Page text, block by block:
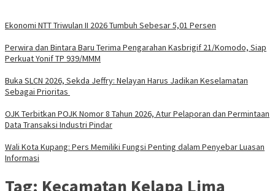
Ekonomi NTT Triwulan II 2026 Tumbuh Sebesar 5,01 Persen
Perwira dan Bintara Baru Terima Pengarahan Kasbrigif 21/Komodo, Siap
Perkuat Yonif TP 939/MMM
Buka SLCN 2026, Sekda Jeffry: Nelayan Harus Jadikan Keselamatan
Sebagai Prioritas
OJK Terbitkan POJK Nomor 8 Tahun 2026, Atur Pelaporan dan Permintaan
Data Transaksi Industri Pindar
Wali Kota Kupang: Pers Memiliki Fungsi Penting dalam Penyebar Luasan
Informasi
Tag: Kecamatan Kelapa Lima